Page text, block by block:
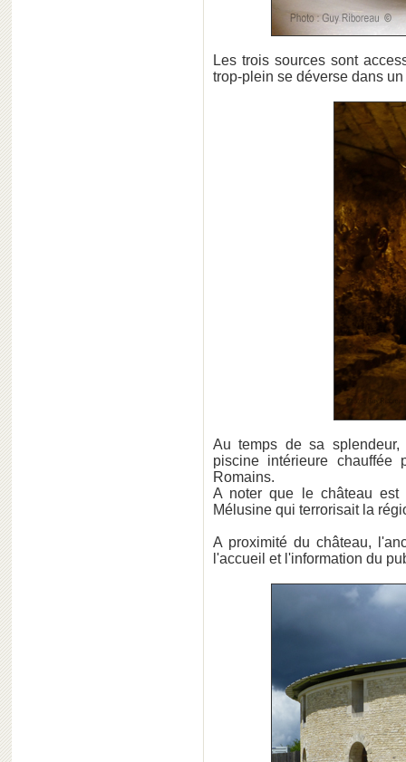
Les trois sources sont
trop-plein se déverse dans
Au temps de sa
piscine intérieure chauffée
Romains.
A noter que le château
Mélusine qui terrorisait la
A proximité du château,
l'accueil et l'information du